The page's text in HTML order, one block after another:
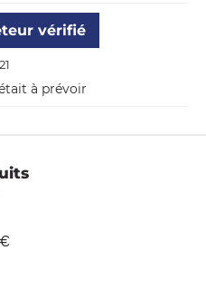
vérifié
à prévoir